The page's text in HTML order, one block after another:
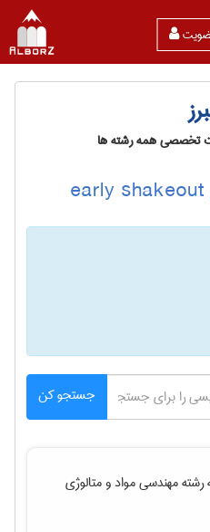
تخصصی همه رشته ها
جستجو کن
مهندسی مواد و متالوژی